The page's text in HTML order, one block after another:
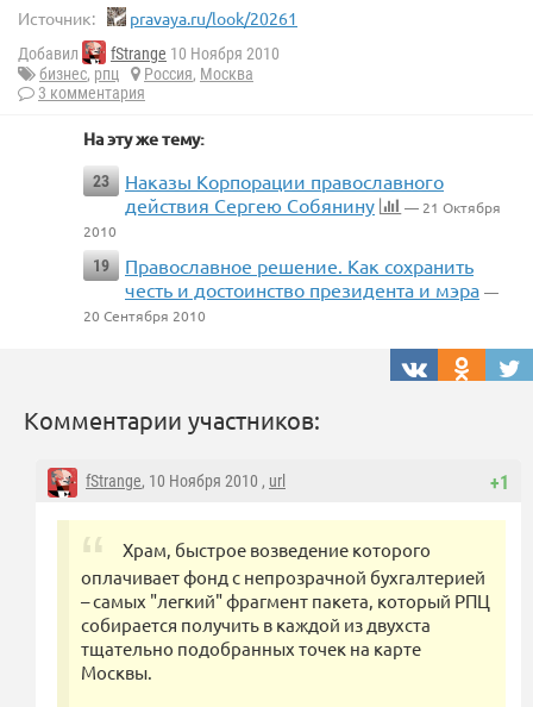
Источник: pravaya.ru/look/20261
Добавил fStrange 10 Ноября 2010
бизнес, рпц Россия, Москва
3 комментария
На эту же тему:
23
Наказы Корпорации православного
действия Сергею Собянину
— 21 Октября
2010
19
Православное решение. Как сохранить
честь и достоинство президента и мэра —
20 Сентября 2010
Комментарии участников:
+1
fStrange, 10 Ноября 2010 , url
Храм, быстрое возведение которого
оплачивает фонд с непрозрачной бухгалтерией
– самых "легкий" фрагмент пакета, который РПЦ
собирается получить в каждой из двухста
тщательно подобранных точек на карте
Москвы.